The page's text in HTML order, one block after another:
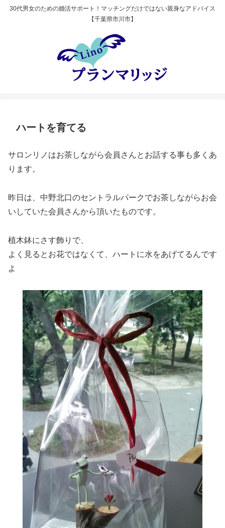
30代男女のための婚活サポート！マッチングだけではない親身なアドバイス
【千葉県市川市】
ハートを育てる
サロンリノはお茶しながら会員さんとお話する事も多くあ
ります。
昨日は、中野北口のセントラルパークでお茶しながらお会
いしていた会員さんから頂いたものです。
植木鉢にさす飾りで、
よく見るとお花ではなくて、ハートに水をあげてるんです
よ